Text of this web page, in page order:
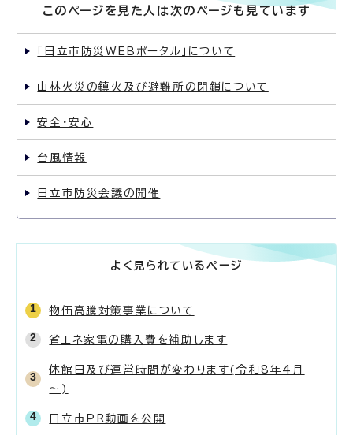
このページを見た人は次のページも見ています
「日立市防災WEBポータル」について
山林火災の鎮火及び避難所の閉鎖について
安全・安心
台風情報
日立市防災会議の開催
よく見られているページ
物価高騰対策事業について
省エネ家電の購入費を補助します
休館日及び運営時間が変わります(令和8年4月
～)
日立市PR動画を公開